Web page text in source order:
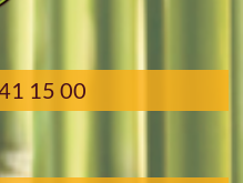
15 00